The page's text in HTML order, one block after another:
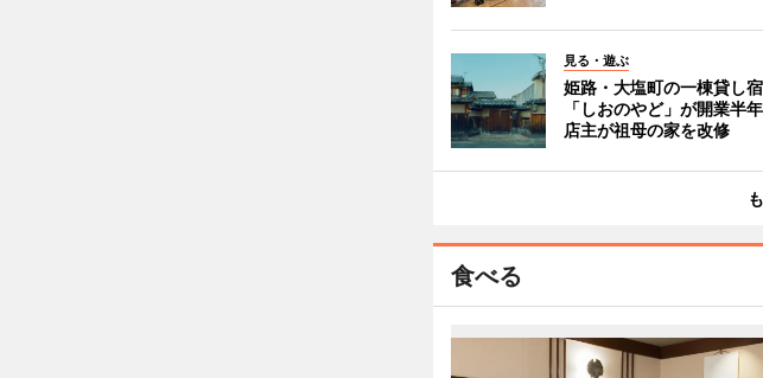
見る・遊ぶ
姫路・大塩町の一棟貸し宿
「しおのやど」が開業半
店主が祖母の家を改修
食べる